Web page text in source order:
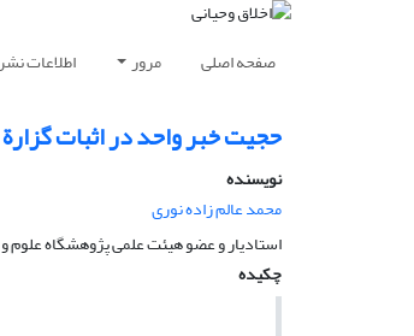
صفحه اصلی مرور اطلاعات
حجیت خبر واحد در اثبات
نویسنده
محمد عالم زاده نوری
استادیار و عضو هیئت علمی پژوهشگاه علوم
چکیده